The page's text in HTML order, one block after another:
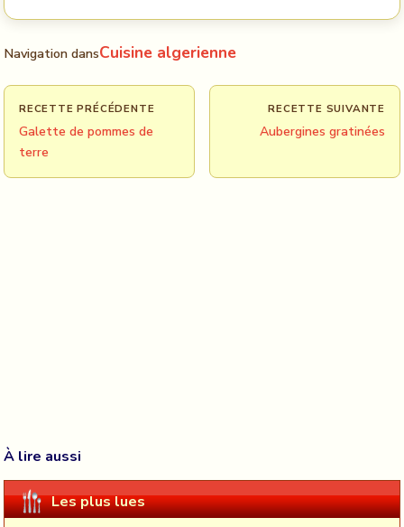
Navigation dansCuisine algerienne
RECETTE PRÉCÉDENTE
Galette de pommes de
terre
RECETTE SUIVANTE
Aubergines gratinées
À lire aussi
Les plus lues